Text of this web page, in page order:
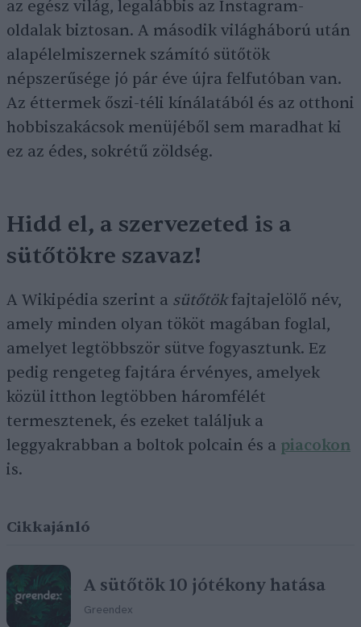
az egész világ, legalábbis az Instagram-
oldalak biztosan. A második világháború után
alapélelmiszernek számító sütőtök
népszerűsége jó pár éve újra felfutóban van.
Az éttermek őszi-téli kínálatából és az otthoni
hobbiszakácsok menüjéből sem maradhat ki
ez az édes, sokrétű zöldség.
Hidd el, a szervezeted is a
sütőtökre szavaz!
A Wikipédia szerint a sütőtökfajtajelölő név,
amely minden olyan tököt magában foglal,
amelyet legtöbbször sütve fogyasztunk. Ez
pedig rengeteg fajtára érvényes, amelyek
közül itthon legtöbben háromfélét
termesztenek, és ezeket találjuk a
leggyakrabban a boltok polcain és a piacokon
is.
Cikkajánló
A sütőtök 10 jótékony hatása
Greendex